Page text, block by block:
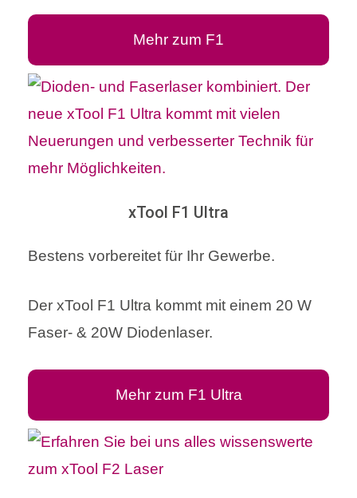
Mehr zum F1
xTool F1 Ultra
Bestens vorbereitet für Ihr Gewerbe.
Der xTool F1 Ultra kommt mit einem 20 W
Faser- & 20W Diodenlaser.
Mehr zum F1 Ultra